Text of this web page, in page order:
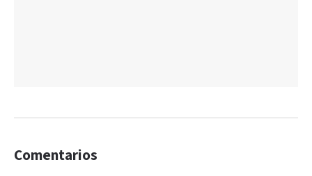
Comentarios